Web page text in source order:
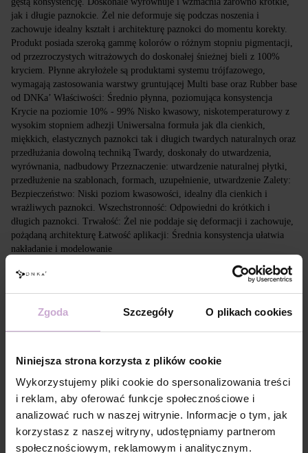
Zgoda Szczegóły O plikach cookies
Niniejsza strona korzysta z plików cookie
Wykorzystujemy pliki cookie do spersonalizowania treści
i reklam, aby oferować funkcje społecznościowe i
analizować ruch w naszej witrynie. Informacje o tym, jak
korzystasz z naszej witryny, udostępniamy partnerom
społecznościowym, reklamowym i analitycznym.
jak i długie paznokcie. Żel nie deformuje się podczas noszenia i
zachowuje idealny kształt i architekturę paznokci do momentu korekty.
Produkt posiada szeroką gammę kolorów o różnym stopniu pigmentacji,
od przezroczystych witrażowych do doskonałej śnieżnej bieli z 100%
kryciem. Płynne akryłożele są produktami systemu trójfazowego,
wymagają zastosowania warstwy gruntującej Multi base oraz Rubber base
od DNKa’ Właściwości: Średnio płynna, poziomująca konsystencja
Krycie na poziomie 10% - 99% Nisko kwasowy, niskotemperaturowy z
wysokim stopniem adhezji Uniwersalna formuła jak dla cienkich,
miękkich, elastycznych paznokci tak i długich twardych naturalnych oraz
przedłużania dowolną techniką Twardy, doskonały do utwardzenia,
wyrównania, nadbudowy Przeznaczenie: utwardzenie naturalnej płytki,
przedłużenie na szablonach, formach, uzupełnienie, utwardzenie Zalety:
Bezpieczeństwo: Niski poziom kwasowości, idealny dla cienkich i
wrażliwych paznokci. Wszechstronność: Odpowiedni do krótkich i
długich paznokci. Trwałość: Żel nie poddaje się deformacji i zachowuje,
pożądaną architekturę Łatwość aplikacji: Średnia konsystencja ułatwia
nakładanie i modelowanie
ACRYLATES COPOLYMER, HEMA,
Technologia
aplikacji №1
Technologia
Oczyszczenie paznokcia preparatem 3 in 1
Technologia
aplikacji №3
Pokryj paznokieć DNKa’ Dehydrator.